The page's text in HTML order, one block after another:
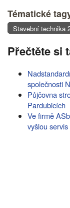
Tématické
Stavební technika
Přečtěte si
společnosti
Půjčovna
Pardubicích
Ve firmě
vyšlou